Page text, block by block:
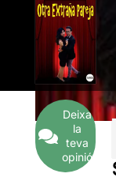
Deixa
la
teva
opinió